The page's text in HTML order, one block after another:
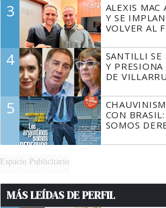
3
ALEXIS MAC
Y SE
VOLVER AL
4
SANTILLI SE
Y
DE
5
CON
SOMOS
Espacio Publicitario
MÁS LEÍDAS DE PERFIL